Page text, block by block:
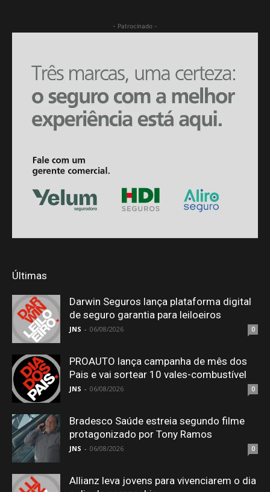
- Patrocinado -
Últimas
Darwin Seguros lança plataforma digital
de seguro garantia para leiloeiros
JNS - 06/08/2026 0
PROAUTO lança campanha de mês dos
Pais e vai sortear 10 vales-combustível
JNS - 06/08/2026 0
Bradesco Saúde estreia segundo filme
protagonizado por Tony Ramos
JNS - 06/08/2026 0
Allianz leva jovens para vivenciarem o dia